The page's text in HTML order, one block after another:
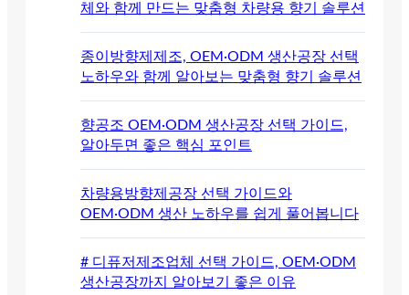
체와 함께 만드는 맞춤형 차량용 향기 솔루션
종이방향제제조, OEM·ODM 생산공장 선택
노하우와 함께 알아보는 맞춤형 향기 솔루션
향공조 OEM·ODM 생산공장 선택 가이드,
알아두면 좋은 핵심 포인트
차량용방향제공장 선택 가이드와
OEM·ODM 생산 노하우를 쉽게 풀어봅니다
# 디퓨저제조업체 선택 가이드, OEM·ODM
생산공장까지 알아보기 좋은 이유